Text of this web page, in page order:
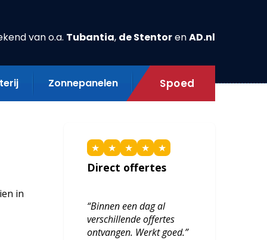
van o.a. Tubantia, de StentorenAD.nl
Zonnepanelen Spoed
in
★ ★ ★ ★ ★
Direct offertes
“Binnen een dag al
verschillende offertes
ontvangen. Werkt goed.”